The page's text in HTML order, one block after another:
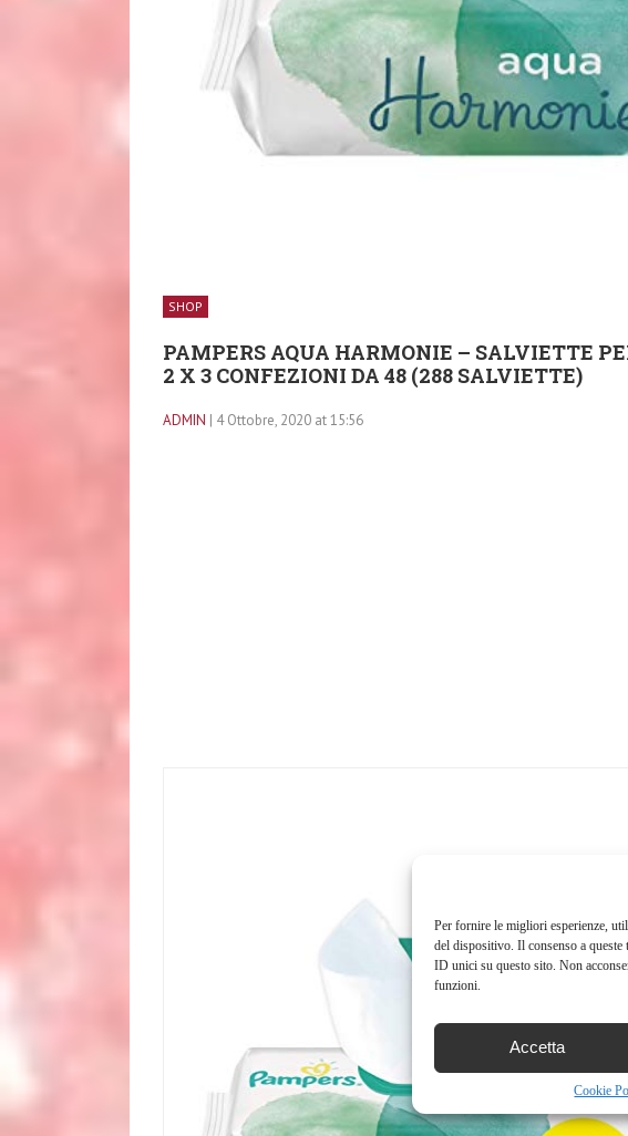
Per fornire le migliori esperienze,
del dispositivo. Il consenso a queste
ID unici su questo sito. Non
funzioni.
Accetta
Cookie
SHOP
PAMPERS AQUA HARMONIE – SALVIETTE
2 X 3 CONFEZIONI DA 48 (288 SALVIETTE)
ADMIN | 4 Ottobre, 2020 at 15:56